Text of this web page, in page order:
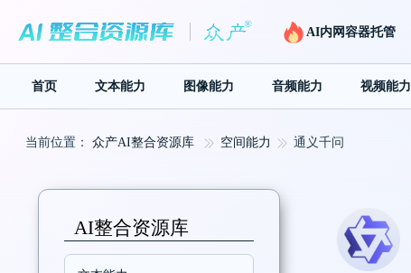
AI内网容器托管
首页 文本能力 图像能力 音频能力 视频能力
当前位置： 众产AI整合资源库 空间能力 通义千问
AI整合资源库